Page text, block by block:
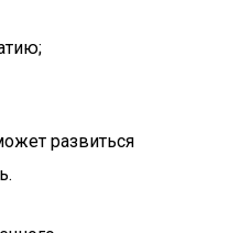
развиться